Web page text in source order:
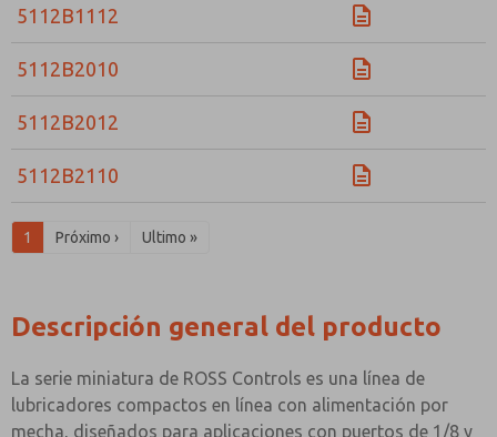
5112B1112
5112B2010
5112B2012
5112B2110
1 Próximo › Ultimo »
Descripción general del producto
La serie miniatura de ROSS Controls es una línea de
lubricadores compactos en línea con alimentación por
mecha, diseñados para aplicaciones con puertos de 1/8 y